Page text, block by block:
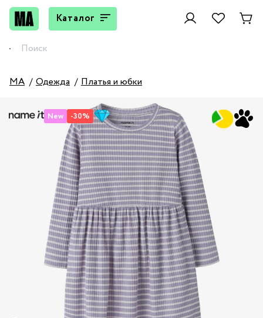
Каталог
MA Одежда Платья и юбки
New -30%